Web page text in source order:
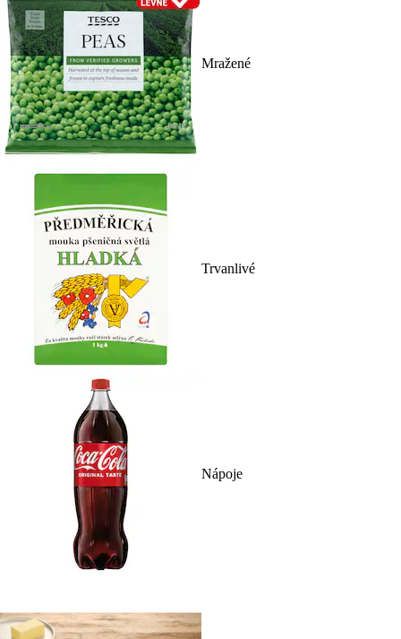
Mražené
Trvanlivé
Nápoje